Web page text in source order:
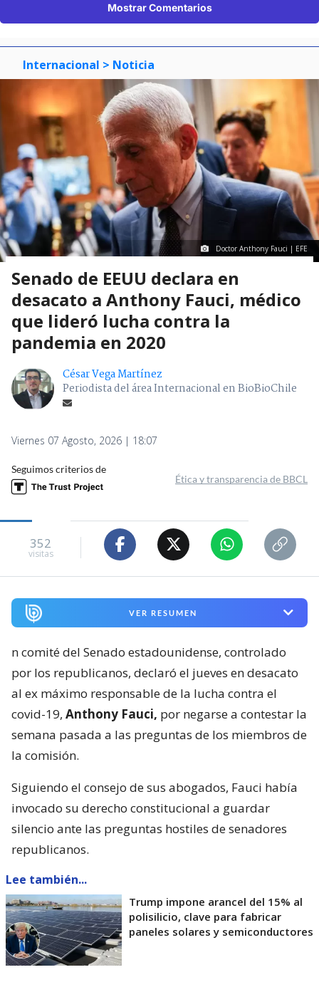
Mostrar Comentarios
Internacional > Noticia
Doctor Anthony Fauci | EFE
Senado de EEUU declara en
desacato a Anthony Fauci, médico
que lideró lucha contra la
pandemia en 2020
César Vega Martínez
Periodista del área Internacional en BioBioChile
Viernes 07 Agosto, 2026 | 18:07
Seguimos criterios de
Ética y transparencia de BBCL
352
visitas
VER RESUMEN
n comité del Senado estadounidense, controlado
por los republicanos, declaró el jueves en desacato
al ex máximo responsable de la lucha contra el
covid-19, Anthony Fauci, por negarse a contestar la
semana pasada a las preguntas de los miembros de
la comisión.
Siguiendo el consejo de sus abogados, Fauci había
invocado su derecho constitucional a guardar
silencio ante las preguntas hostiles de senadores
republicanos.
Lee también...
Trump impone arancel del 15% al
polisilicio, clave para fabricar
paneles solares y semiconductores